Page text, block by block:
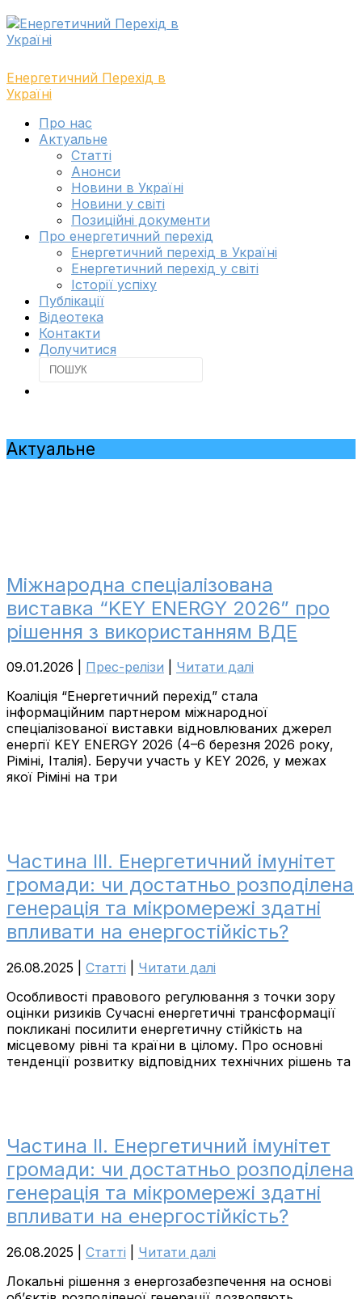
Skip
to
navigation
Skip
to
content
Енергетичний Перехід в
Україні
Toggle
navigation
Про нас
Актуальне
Cтатті
Анонси
Новини в Україні
Новини у світі
Позиційні документи
Про енергетичний перехід
Енергетичний перехід в Україні
Енергетичний перехід у світі
Історії успіху
Публікації
Відеотека
Контакти
Долучитися
Актуальне
Міжнародна спеціалізована
виставка “KEY ENERGY 2026” про
рішення з використанням ВДЕ
09.01.2026 Прес-релізи
Читати далі
Коаліція “Енергетичний перехід” стала
інформаційним партнером міжнародної
спеціалізованої виставки відновлюваних джерел
енергії KEY ENERGY 2026 (4–6 березня 2026 року,
Ріміні, Італія). Беручи участь у KEY 2026, у межах
якої Ріміні на три
Частина ІІІ. Енергетичний імунітет
громади: чи достатньо розподілена
генерація та мікромережі здатні
впливати на енергостійкість?
26.08.2025 Cтатті
Читати далі
Особливості правового регулювання з точки зору
оцінки ризиків Сучасні енергетичні трансформації
покликані посилити енергетичну стійкість на
місцевому рівні та країни в цілому. Про основні
тенденції розвитку відповідних технічних рішень та
Частина ІІ. Енергетичний імунітет
громади: чи достатньо розподілена
генерація та мікромережі здатні
впливати на енергостійкість?
26.08.2025 Cтатті
Читати далі
Локальні рішення з енергозабезпечення на основі